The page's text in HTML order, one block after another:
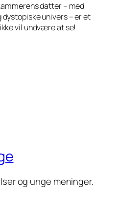
datter – med
univers – er et
vil undvære at se!
og unge meninger.